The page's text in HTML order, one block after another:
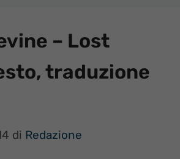
– Lost
traduzione
di Redazione